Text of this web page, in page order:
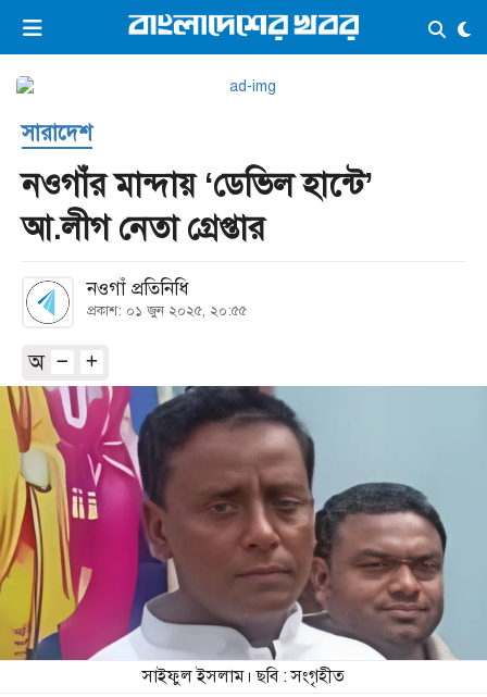
ভিডিও ই-পেপার লগইন ×
প্রচ্ছদ
সর্বশেষ
সব বিভাগ
আর্কাইভ
কনভার্টার
সারাদেশ
নওগাঁর মান্দায় ‘ডেভিল হান্টে’
আ.লীগ নেতা গ্রেপ্তার
নওগাঁ প্রতিনিধি
প্রকাশ: ০১ জুন ২০২৫, ২০:৫৫
অ
সাইফুল ইসলাম। ছবি : সংগৃহীত